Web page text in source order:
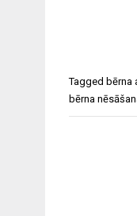
Tagged bērna
bērna